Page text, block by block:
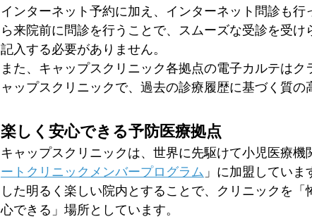
インターネット予約に加え、インターネット問診も
ら来院前に問診を行うことで、スムーズな受診を受
記入する必要がありません。
また、キャップスクリニック各拠点の電子カルテは
ャップスクリニックで、過去の診療履歴に基づく質の
楽しく安心できる予防医療拠点
キャップスクリニックは、世界に先駆けて小児医療機
ートクリニックメンバープログラム 」に加盟してい
した明るく楽しい院内とすることで、クリニックを
心できる」場所としています。